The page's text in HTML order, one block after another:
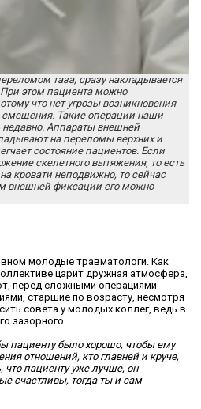
таза, сразу накладывается
этом пациента можно
что нет угрозы возникновения
смещения. Такие операции наши
недавно. Аппараты внешней
на переломы верхних и
состояние пациентов. Если
скелетного вытяжения, то есть
кровати неподвижно, то сейчас
внешней фиксации его можно
молодые травматологи. Как
царит дружная атмосфера,
перед сложными операциями
старшие по возрасту, несмотря
совета у молодых коллег, ведь в
зазорного.
пациенту было хорошо, чтобы ему
отношений, кто главней и круче,
что пациенту уже лучше, он
счастливы, тогда ты и сам